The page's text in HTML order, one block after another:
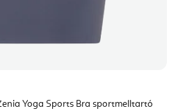
Yoga Sports Bra sportmelltartó